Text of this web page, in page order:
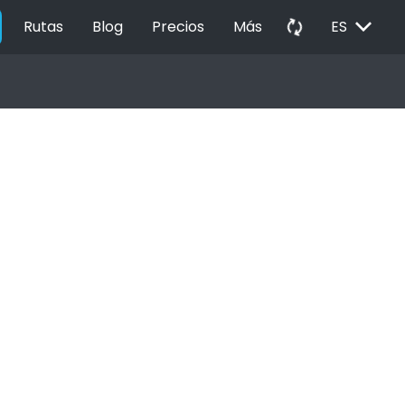
Rutas Blog Precios Más autorenew ES EXPAND_MORE